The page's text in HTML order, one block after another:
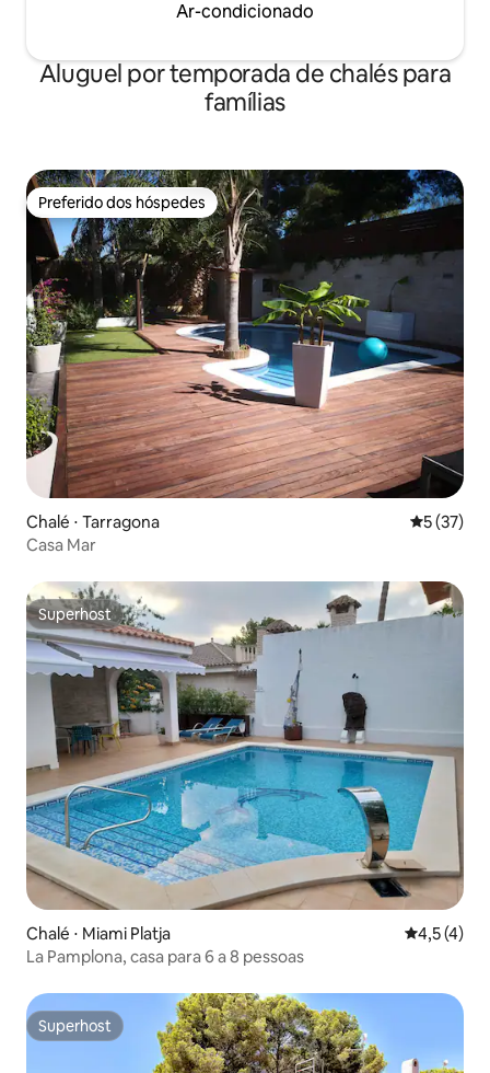
Ar-condicionado
Aluguel por temporada de chalés para
famílias
Preferido dos hóspedes
Preferido dos hóspedes
Chalé ⋅ Tarragona 5 de uma
5 (37)
Casa Mar
Superhost
Superhost
Chalé ⋅ Miami Platja 4,5 de
4,5 (4)
La Pamplona, casa para 6 a 8 pessoas
Superhost
Superhost